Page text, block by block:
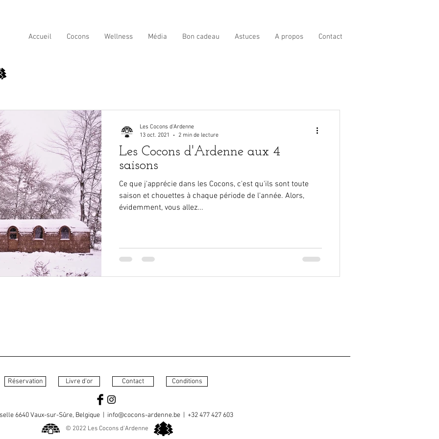
Accueil Cocons Wellness Média Bon cadeau Astuces A propos Contact
Les Cocons d'Ardenne aux 4
saisons
Ce que j'apprécie dans les Cocons, c'est qu'ils sont toute
saison et chouettes à chaque période de l'année. Alors,
évidemment, vous allez...
Les Cocons d'Ardenne
13 oct. 2021
2 min de lecture
Réservation Livre d'or Contact Conditions
6640 Vaux-sur-Sûre, Belgique | info@cocons-ardenne.be | +32 477 427 603
© 2022 Les Cocons d'Ardenne